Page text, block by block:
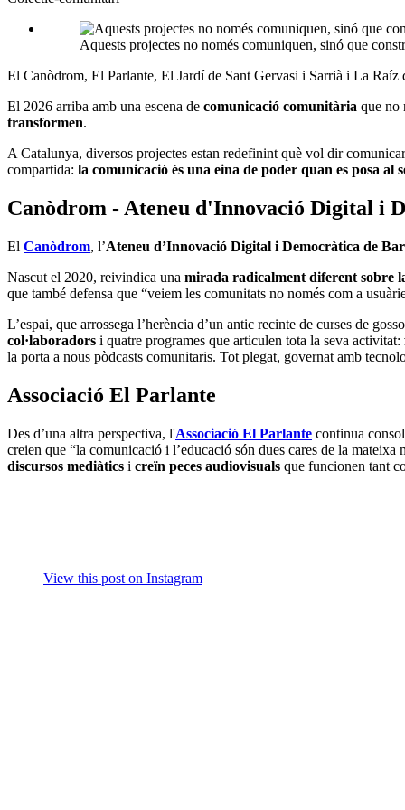
Aquests projectes no només comuniquen, sinó que
El Canòdrom, El Parlante, El Jardí de Sant Gervasi i Sarrià i La
El 2026 arriba amb una escena de comunicació comunitària que no
transformen.
A Catalunya, diversos projectes estan redefinint què vol dir
compartida: la comunicació és una eina de poder quan es posa al
Canòdrom - Ateneu d'Innovació Digital i
El Canòdrom, l’Ateneu d’Innovació Digital i Democràtica de
Nascut el 2020, reivindica una mirada radicalment diferent sobre
que també defensa que “veiem les comunitats no només com a
L’espai, que arrossega l’herència d’un antic recinte de curses de
col·laboradors i quatre programes que articulen tota la seva activitat:
la porta a nous pòdcasts comunitaris. Tot plegat, governat amb
Associació El Parlante
Des d’una altra perspectiva, l'Associació El Parlante continua
creien que “la comunicació i l’educació són dues cares de la
discursos mediàtics i creïn peces audiovisuals que funcionen tant
View this post on Instagram